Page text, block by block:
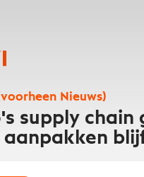
Nieuws)
supply
aanpakken